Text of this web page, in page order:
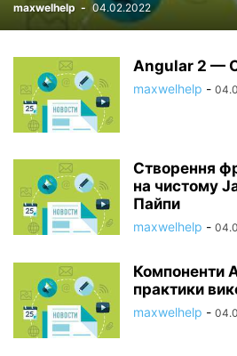
maxwelhelp - 04.02.2022
Angular 2 —
maxwelhelp -
Створення
на чистому
Пайпи
maxwelhelp -
Компоненти
практики
maxwelhelp -